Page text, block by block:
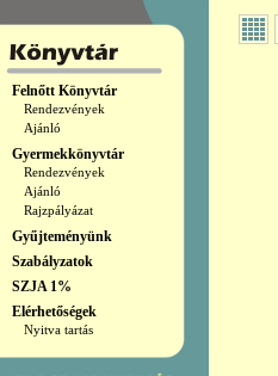
Felnőtt Könyvtár
Rendezvények
Ajánló
Gyermekkönyvtár
Rendezvények
Ajánló
Rajzpályázat
Gyűjteményünk
Szabályzatok
SZJA 1%
Elérhetőségek
Nyitva tartás